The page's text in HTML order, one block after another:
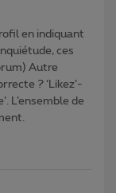
en indiquant
ces
Autre
? ‘Likez’-
L’ensemble de